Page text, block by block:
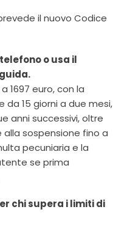
il nuovo Codice
o usa il
1697 euro, con la
15 giorni a due mesi,
anni successivi, oltre
sospensione fino a
pecuniaria e la
se prima
chi supera i limiti di